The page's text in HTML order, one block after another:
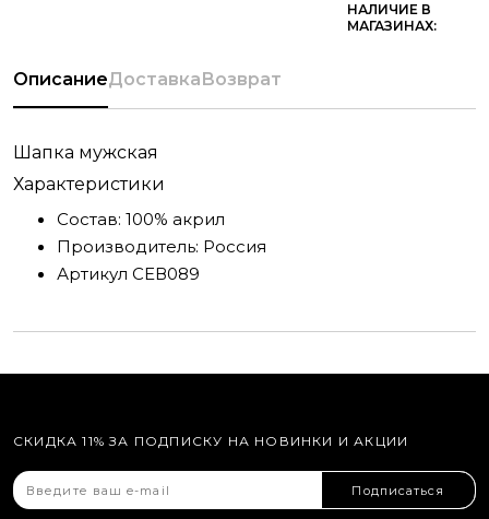
НАЛИЧИЕ В
МАГАЗИНАХ:
ОписаниеДоставкаВозврат
Шапка мужская
Характеристики
Состав: 100% акрил
Производитель: Россия
Артикул СЕВ089
СКИДКА 11% ЗА ПОДПИСКУ НА НОВИНКИ И АКЦИИ
Подписаться